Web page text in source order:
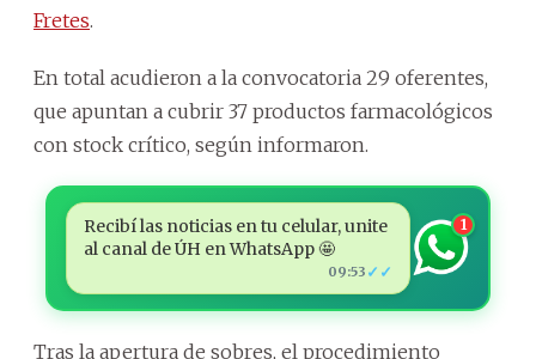
Fretes.
En total acudieron a la convocatoria 29 oferentes,
que apuntan a cubrir 37 productos farmacológicos
con stock crítico, según informaron.
Recibí las noticias en tu celular, unite
al canal de ÚH en WhatsApp 🤩
09:53 ✓✓
1
Tras la apertura de sobres, el procedimiento